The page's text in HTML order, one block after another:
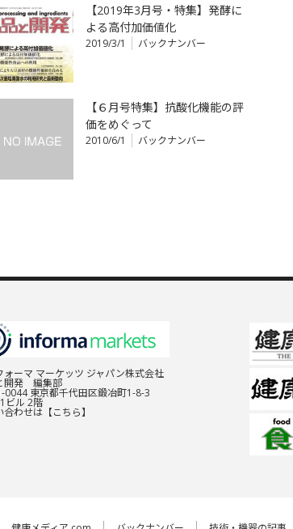
【2019年3月号・特集】発酵に
よる高付加価値化
2019/3/1 バックナンバー
【６月号特集】抗酸化機能の評
価をめぐって
2010/6/1 バックナンバー
ォーマ マーケッツ ジャパン株式会社
開発 編集部
0044 東京都千代田区鍛冶町1-8-3
ビル 2階
合わせは 【こちら】